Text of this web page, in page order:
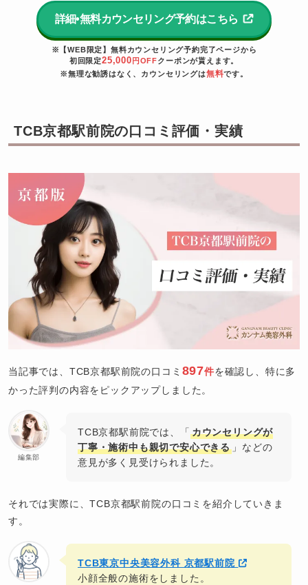
詳細•無料カウンセリング予約はこちら
※【WEB限定】無料カウンセリング予約完了ページから
初回限定25,000 円OFFクーポンが貰えます。
※無理な勧誘はなく、カウンセリングは無料です。
TCB京都駅前院の口コミ評価・実績
当記事では、TCB京都駅前院の口コミ 897件を確認し、特に多
かった評判の内容をピックアップしました。
編集部
TCB京都駅前院では、「 カウンセリングが
丁寧・施術中も親切で安心できる 」などの
意見が多く見受けられました。
それでは実際に、TCB京都駅前院の口コミを紹介していきま
す。
TCB東京中央美容外科 京都駅前院
小顔全般の施術をしました。